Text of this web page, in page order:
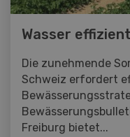
Wasser
Die zunehmende
Schweiz erfordert
Freiburg bietet...